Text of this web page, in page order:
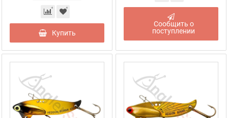
Купить
Сообщить о
поступлении